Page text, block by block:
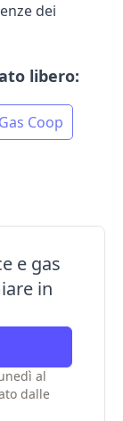
dei
libero:
Coop
e gas
in
al
dalle